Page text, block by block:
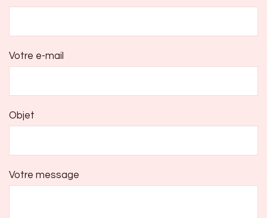
Votre e-mail
Objet
Votre message